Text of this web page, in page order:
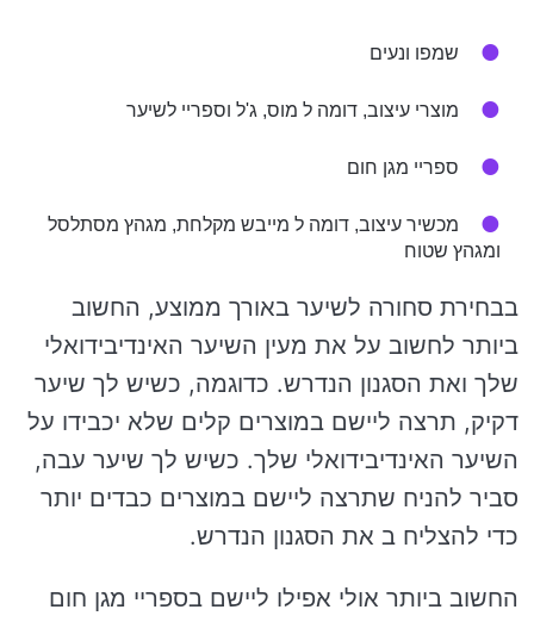
שמפו ונעים
מוצרי עיצוב, דומה ל מוס, ג'ל וספריי לשיער
ספריי מגן חום
מכשיר עיצוב, דומה ל מייבש מקלחת, מגהץ מסתלסל
ומגהץ שטוח
בבחירת סחורה לשיער באורך ממוצע, החשוב
ביותר לחשוב על את מעין השיער האינדיבידואלי
שלך ואת הסגנון הנדרש. כדוגמה, כשיש לך שיער
דקיק, תרצה ליישם במוצרים קלים שלא יכבידו על
השיער האינדיבידואלי שלך. כשיש לך שיער עבה,
סביר להניח שתרצה ליישם במוצרים כבדים יותר
כדי להצליח ב את הסגנון הנדרש.
החשוב ביותר אולי אפילו ליישם בספריי מגן חום